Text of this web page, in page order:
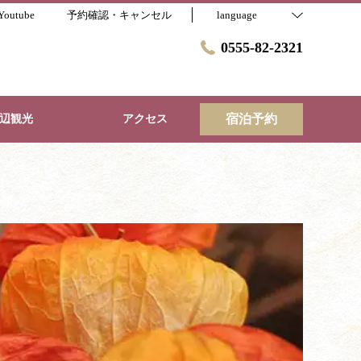
予約確認・キャンセル language
0555-82-2321
観光 アクセス 宿泊予約